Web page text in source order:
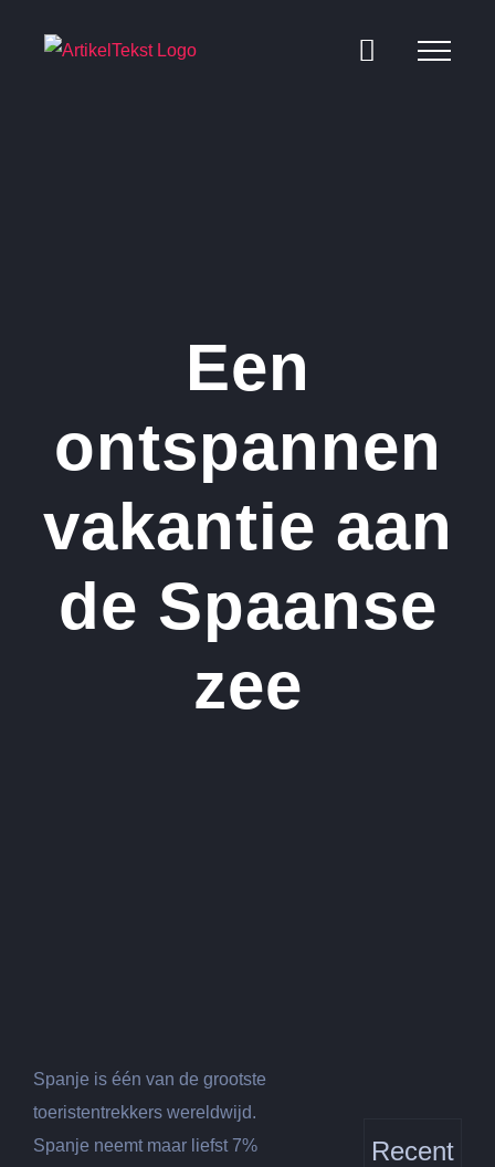
Een
ontspannen
vakantie aan
de Spaanse
zee
Spanje is één van de grootste
toeristentrekkers wereldwijd.
Spanje neemt maar liefst 7%
Recent